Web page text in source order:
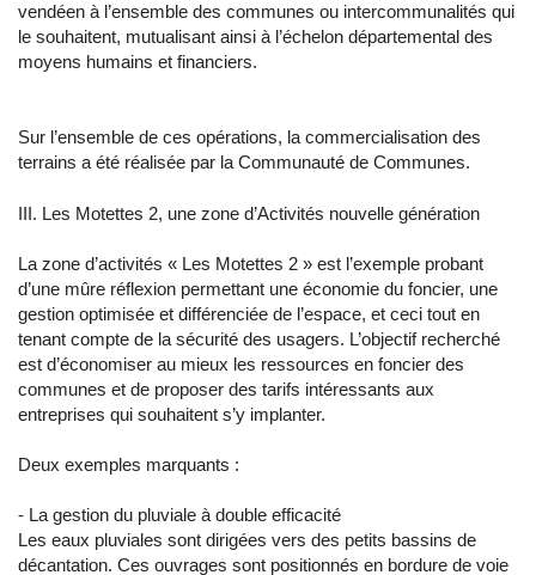
vendéen à l’ensemble des communes ou intercommunalités qui
le souhaitent, mutualisant ainsi à l’échelon départemental des
moyens humains et financiers.
Sur l’ensemble de ces opérations, la commercialisation des
terrains a été réalisée par la Communauté de Communes.
III. Les Motettes 2, une zone d’Activités nouvelle génération
La zone d’activités « Les Motettes 2 » est l’exemple probant
d’une mûre réflexion permettant une économie du foncier, une
gestion optimisée et différenciée de l’espace, et ceci tout en
tenant compte de la sécurité des usagers. L’objectif recherché
est d’économiser au mieux les ressources en foncier des
communes et de proposer des tarifs intéressants aux
entreprises qui souhaitent s’y implanter.
Deux exemples marquants :
- La gestion du pluviale à double efficacité
Les eaux pluviales sont dirigées vers des petits bassins de
décantation. Ces ouvrages sont positionnés en bordure de voie